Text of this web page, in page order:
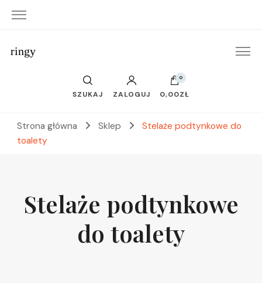
ringy
SZUKAJ ZALOGUJ
0
0,00ZŁ
Strona główna Sklep
Stelaże podtynkowe do
toalety
Stelaże podtynkowe
do toalety